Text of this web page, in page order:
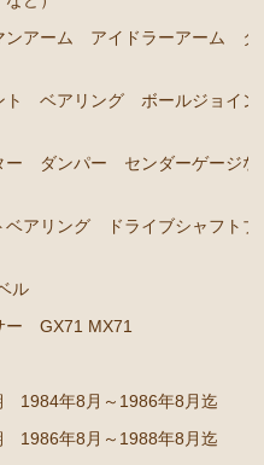
リンダー リペアキッ
リンダー クラッチレリ
ールキット など）
ウント ベアリング ボー
など）
トベアリング ドライブ
GX81 JZX81
ンアーム アイドラーアーム タ
ト ベアリング ボールジョイン
ダンパー センダーゲージな
アリング ドライブシャフトブ
ル
GX71 MX71
1984年8月～1986年8月迄
1986年8月～1988年8月迄